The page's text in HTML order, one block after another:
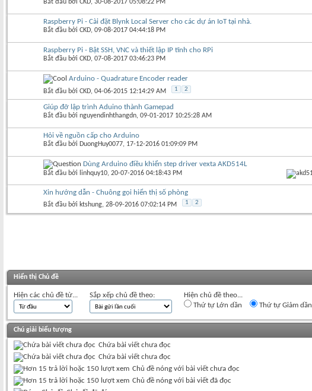
Bắt đầu bởi CKD‎, 30-08-2017 05:08:22 PM
Raspberry Pi - Cài đặt Blynk Local Server cho các dự án IoT tại nhà.
Bắt đầu bởi CKD‎, 09-08-2017 04:44:18 PM
Raspberry Pi - Bật SSH, VNC và thiết lập IP tĩnh cho RPi
Bắt đầu bởi CKD‎, 07-08-2017 03:46:23 PM
Arduino - Quadrature Encoder reader
Bắt đầu bởi CKD‎, 04-06-2015 12:14:29 AM 1 2
Giúp đỡ lập trình Aduino thành Gamepad
Bắt đầu bởi nguyendinhthangdn‎, 09-01-2017 10:25:28 AM
Hỏi về nguồn cấp cho Arduino
Bắt đầu bởi DuongHuy0077‎, 17-12-2016 01:09:09 PM
Dùng Arduino điều khiển step driver vexta AKD514L
Bắt đầu bởi linhquy10‎, 20-07-2016 04:18:43 PM
Xin hướng dẫn - Chuông gọi hiển thị số phòng
Bắt đầu bởi ktshung‎, 28-09-2016 07:02:14 PM 1 2
Hiển thị Chủ đề
Hiện các chủ đề từ... Sắp xếp chủ đề theo:
Hiện chủ đề theo...
Thứ tự Lớn dần
Thứ tự Giảm dần
Chú giải biểu tượng
Chứa bài viết chưa đọc
Chứa bài viết chưa đọc
Chủ đề nóng với bài viết chưa đọc
Chủ đề nóng với bài viết đã đọc